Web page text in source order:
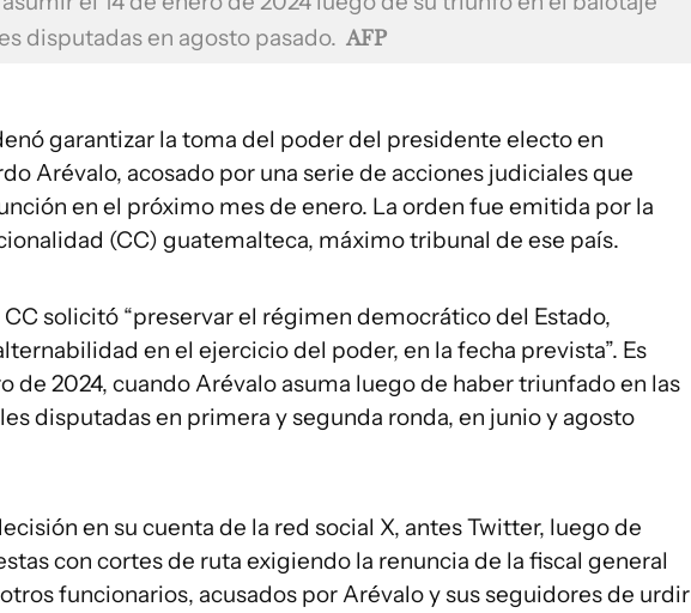
disputadas en agosto pasado. AFP
garantizar la toma del poder del presidente electo en
Arévalo, acosado por una serie de acciones judiciales que
en el próximo mes de enero. La orden fue emitida por la
(CC) guatemalteca, máximo tribunal de ese país.
CC solicitó “preservar el régimen democrático del Estado,
en el ejercicio del poder, en la fecha prevista”. Es
de 2024, cuando Arévalo asuma luego de haber triunfado en las
disputadas en primera y segunda ronda, en junio y agosto
en su cuenta de la red social X, antes Twitter, luego de
con cortes de ruta exigiendo la renuncia de la fiscal general
funcionarios, acusados por Arévalo y sus seguidores de urdir